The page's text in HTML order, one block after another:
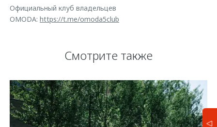
Официальный клуб владельцев
OMODA: https://t.me/omoda5club
Смотрите также